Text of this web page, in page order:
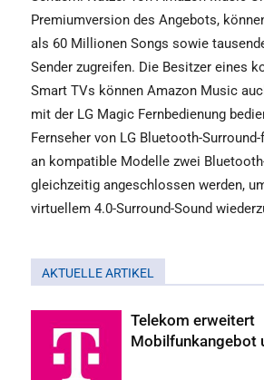
Premiumversion des Angebots,
als 60 Millionen Songs sowie
Sender zugreifen. Die Besitzer eines
Smart TVs können Amazon Music
mit der LG Magic Fernbedienung
Fernseher von LG Bluetooth-
an kompatible Modelle zwei
gleichzeitig angeschlossen werden,
virtuellem 4.0-Surround-Sound
AKTUELLE ARTIKEL
Telekom erweitert
Mobilfunkangebot